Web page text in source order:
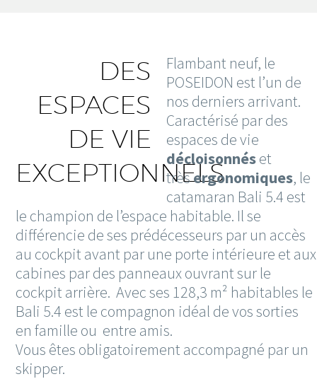
DES
ESPACES
DE VIE
EXCEPTIONNELS
Flambant neuf, le
POSEIDON est l’un de
nos derniers arrivant.
Caractérisé par des
espaces de vie
décloisonnéset
trèsergonomiques, le
catamaran Bali 5.4 est
le champion de l’espace habitable. Il se
différencie de ses prédécesseurs par un accès
au cockpit avant par une porte intérieure et aux
cabines par des panneaux ouvrant sur le
cockpit arrière. Avec ses 128,3 m² habitables le
Bali 5.4 est le compagnon idéal de vos sorties
en famille ou entre amis.
Vous êtes obligatoirement accompagné par un
skipper.